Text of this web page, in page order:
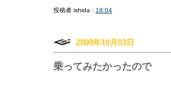
投稿者 ishida : 18:04
2008年10月03日
乗ってみたかったので